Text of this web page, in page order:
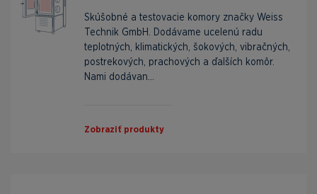
Skúšobné a testovacie komory značky Weiss
Technik GmbH. Dodávame ucelenú radu
teplotných, klimatických, šokových, vibračných,
postrekových, prachových a ďalších komôr.
Nami dodávan...
Zobraziť produkty